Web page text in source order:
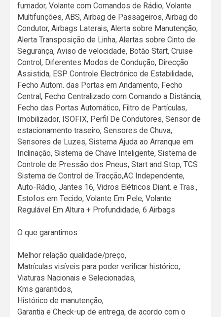
fumador, Volante com Comandos de Rádio, Volante
Multifunções, ABS, Airbag de Passageiros, Airbag do
Condutor, Airbags Laterais, Alerta sobre Manutenção,
Alerta Transposição de Linha, Alertas sobre Cinto de
Segurança, Aviso de velocidade, Botão Start, Cruise
Control, Diferentes Modos de Condução, Direcção
Assistida, ESP Controle Electrónico de Estabilidade,
Fecho Autom. das Portas em Andamento, Fecho
Central, Fecho Centralizado com Comando a Distância,
Fecho das Portas Automático, Filtro de Partículas,
Imobilizador, ISOFIX, Perfil De Condutores, Sensor de
estacionamento traseiro, Sensores de Chuva,
Sensores de Luzes, Sistema Ajuda ao Arranque em
Inclinação, Sistema de Chave Inteligente, Sistema de
Controle de Pressão dos Pneus, Start and Stop, TCS
Sistema de Control de Tracção,AC Independente,
Auto-Rádio, Jantes 16, Vidros Elétricos Diant. e Tras.,
Estofos em Tecido, Volante Em Pele, Volante
Regulável Em Altura + Profundidade, 6 Airbags
O que garantimos:
Melhor relação qualidade/preço,
Matrículas visíveis para poder verificar histórico,
Viaturas Nacionais e Selecionadas,
Kms garantidos,
Histórico de manutenção,
Garantia e Check-up de entrega, de acordo com o